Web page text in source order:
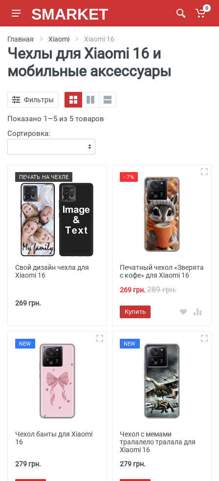
SMARKET 0
Главная Xiaomi Xiaomi 16
Чехлы для Xiaomi 16 и
мобильные аксессуары
Фильтры
Показано 1—5 из 5 товаров
Сортировка:
ПЕЧАТЬ НА ЧЕХЛЕ
Свой дизайн чехла для
Xiaomi 16
269 грн.
- 7%
Печатный чехол «Зверята
с кофе» для Xiaomi 16
269 грн. 289 грн.
Купить
NEW
Чехол банты для Xiaomi
16
279 грн.
NEW
Чехол с мемами
тралалело тралала для
Xiaomi 16
279 грн.